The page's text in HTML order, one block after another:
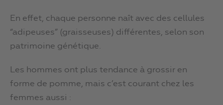
En effet, chaque personne naît avec des cellules
“adipeuses” (graisseuses) différentes, selon son
patrimoine génétique.
Les hommes ont plus tendance à grossir en
forme de pomme, mais c’est courant chez les
femmes aussi :